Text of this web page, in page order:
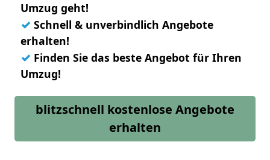
Umzug geht!
✓ Schnell & unverbindlich Angebote
erhalten!
✓ Finden Sie das beste Angebot für Ihren
Umzug!
blitzschnell kostenlose Angebote
erhalten